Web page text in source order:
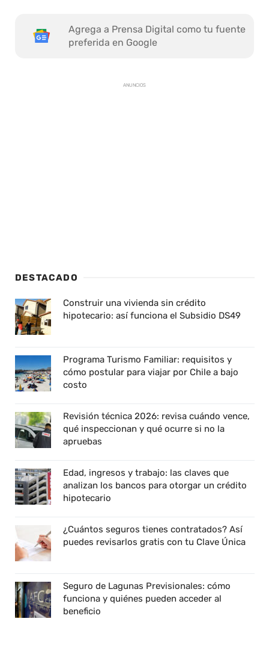
Agrega a Prensa Digital como tu fuente
preferida en Google
ANUNCIOS
DESTACADO
Construir una vivienda sin crédito
hipotecario: así funciona el Subsidio DS49
Programa Turismo Familiar: requisitos y
cómo postular para viajar por Chile a bajo
costo
Revisión técnica 2026: revisa cuándo vence,
qué inspeccionan y qué ocurre si no la
apruebas
Edad, ingresos y trabajo: las claves que
analizan los bancos para otorgar un crédito
hipotecario
¿Cuántos seguros tienes contratados? Así
puedes revisarlos gratis con tu Clave Única
Seguro de Lagunas Previsionales: cómo
funciona y quiénes pueden acceder al
beneficio